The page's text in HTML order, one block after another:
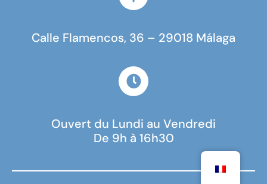
Calle Flamencos, 36 – 29018 Málaga
Ouvert du Lundi au Vendredi
De 9h à 16h30